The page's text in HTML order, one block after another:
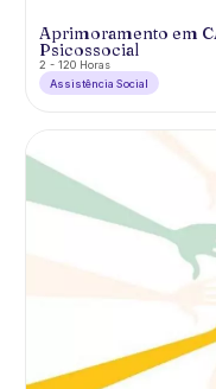
Aprimoramento em
Psicossocial
2 - 120 Horas
Assistência Social